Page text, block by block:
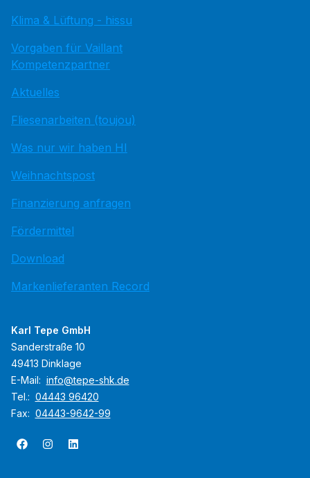
Klima & Lüftung - hissu
Vorgaben für Vaillant
Kompetenzpartner
Aktuelles
Fliesenarbeiten (toujou)
Was nur wir haben HI
Weihnachtspost
Finanzierung anfragen
Fördermittel
Download
Markenlieferanten Record
Karl Tepe GmbH
Sanderstraße 10
49413 Dinklage
E-Mail: info@tepe-shk.de
Tel.: 04443 96420
Fax: 04443-9642-99